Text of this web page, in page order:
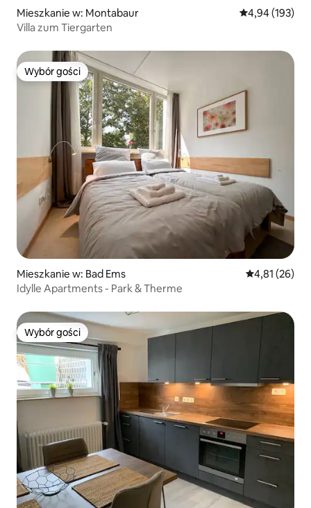
Mieszkanie w: Montabaur Średnia
4,94 (193)
Villa zum Tiergarten
Wybór gości
Wybór gości
Mieszkanie w: Bad Ems Średnia
4,81 (26)
Idylle Apartments - Park & Therme
Wybór gości
Wybór gości